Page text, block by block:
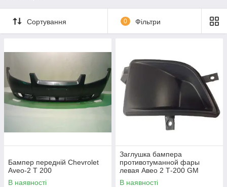
Сортування 0 Фільтри
Бампер передній Chevrolet
Aveo-2 Т 200
В наявності
Заглушка бампера
противотуманной фары
левая Авео 2 Т-200 GM
Корея
В наявності